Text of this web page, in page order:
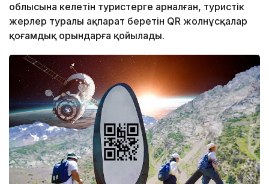
облысына келетін туристерге арналған, туристік
жерлер туралы ақпарат беретін QR жолнұсқалар
қоғамдық орындарға қойылады.